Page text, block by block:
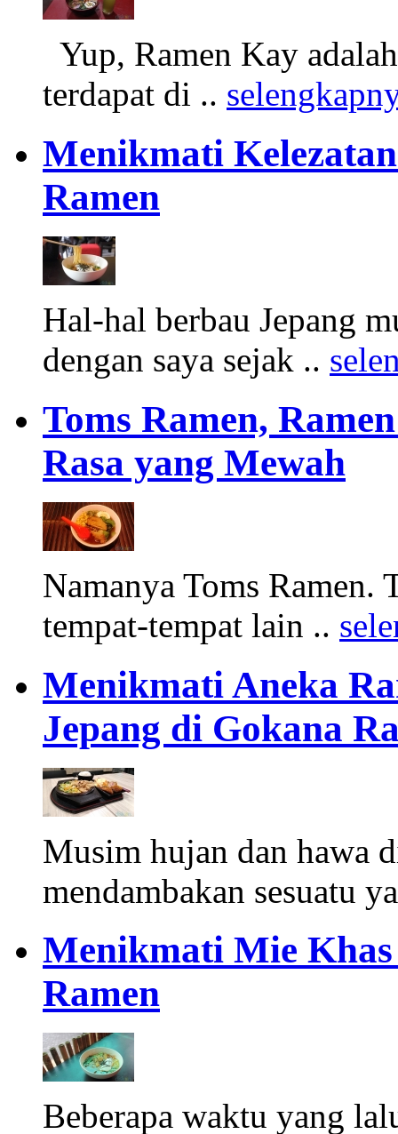
Yup, Ramen Kay
terdapat di ..
Menikmati
Ramen
Hal-hal berbau Jepang
dengan saya sejak ..
Toms Ramen,
Rasa yang Mewah
Namanya Toms Ramen.
tempat-tempat lain ..
Menikmati Aneka
Jepang di Gokana
Musim hujan dan hawa
mendambakan sesuatu
Menikmati Mie
Ramen
Beberapa waktu yang